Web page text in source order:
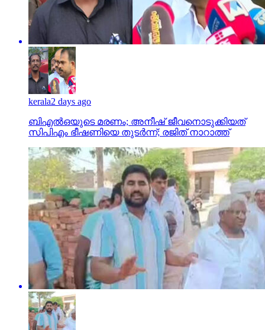
kerala2 days ago
ബിഎല്‍ഒയുടെ മരണം; അനീഷ് ജീവനൊടുക്കിയത്
സിപിഎം ഭീഷണിയെ തുടര്‍ന്ന്; രജിത് നാറാത്ത്